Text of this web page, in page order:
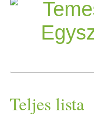
Teljes lista